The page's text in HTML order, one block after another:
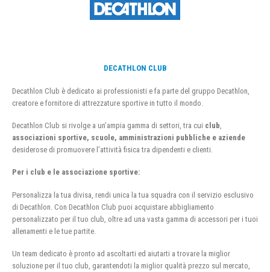
DECATHLON CLUB
Decathlon Club è dedicato ai professionisti e fa parte del gruppo Decathlon,
creatore e fornitore di attrezzature sportive in tutto il mondo.
Decathlon Club si rivolge a un’ampia gamma di settori, tra cui club
associazioni sportive, scuole, amministrazioni pubbliche e aziende
desiderose di promuovere l’attività fisica tra dipendenti e clienti.
Per i club e le associazione sportive:
Personalizza la tua divisa, rendi unica la tua squadra con il servizio esclusivo
di Decathlon. Con Decathlon Club puoi acquistare abbigliamento
personalizzato per il tuo club, oltre ad una vasta gamma di accessori per i tuoi
allenamenti e le tue partite.
Un team dedicato è pronto ad ascoltarti ed aiutarti a trovare la miglior
soluzione per il tuo club, garantendoti la miglior qualità prezzo sul mercato,